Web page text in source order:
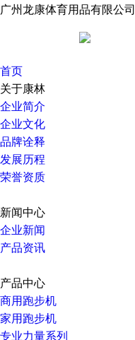
广州龙康体育用品有限公司
首页
关于康林
企业简介
企业文化
品牌诠释
发展历程
荣誉资质
新闻中心
企业新闻
产品资讯
产品中心
商用跑步机
家用跑步机
专业力量系列